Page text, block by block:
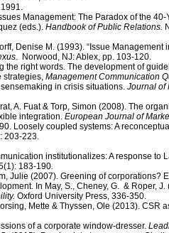
Management: The Paradox of the 40-
(eds.). Handbook of Public Relations.
Denise M. (1993). “Issue Management
. Norwood, NJ: Ablex, pp. 103‑120.
the right words. The development of
strategies, Management Communication
in crisis situations. Journal of
A. Fuat & Torp, Simon (2008). The
integration. European Journal of
Loosely coupled systems: A
203-223.
institutionalizes: A response to
183-190.
Julie (2007). Greening of corporations?
In May, S., Cheney, G. & Roper, J.
Oxford University Press, 336-350.
Mette & Thyssen, Ole (2013). CSR
of a corporate window-dresser.